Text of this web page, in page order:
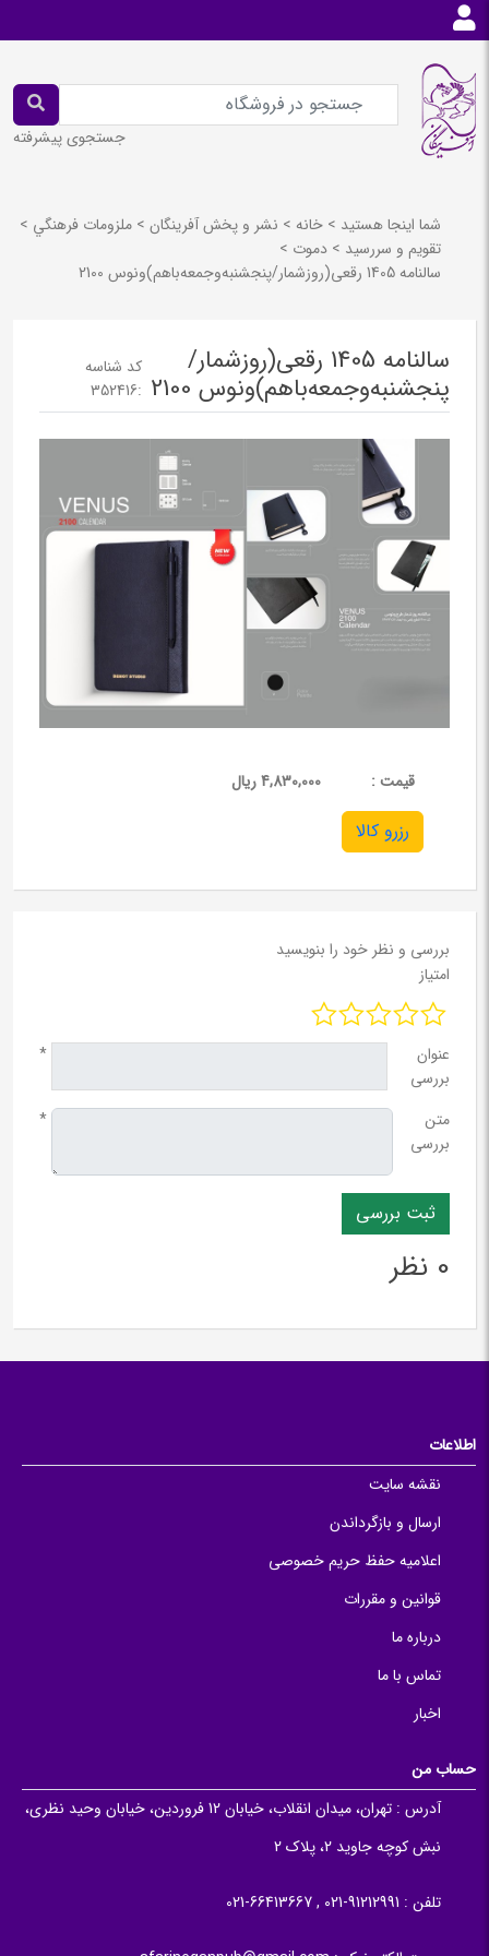
جستجوی پیشرفته
شما اینجا هستید > خانه > نشر و پخش آفرينگان > ملزومات فرهنگي >
تقويم و سررسيد > دموت >
سالنامه 1405 رقعی(روزشمار/پنجشنبه‌و‌جمعه‌با‌هم)ونوس 2100
سالنامه 1405 رقعی(روزشمار/
پنجشنبه‌و‌جمعه‌با‌هم)ونوس 2100
کد شناسه
:
352416
قيمت : 4,830,000 ریال
رزرو کالا
بررسی و نظر خود را بنویسید
امتیاز
عنوان
بررسی
*
متن
بررسی
*
0 نظر
اطلاعات
نقشه سایت
ارسال و بازگرداندن
اعلامیه حفظ حریم خصوصی
قوانین و مقررات
درباره ما
تماس با ما
اخبار
حساب من
آدرس :
تهران، میدان انقلاب، خیابان 12 فروردین، خیابان وحید نظری،
نبش کوچه جاوید 2، پلاک 2
تلفن : 91212991-021 , 66413667-021